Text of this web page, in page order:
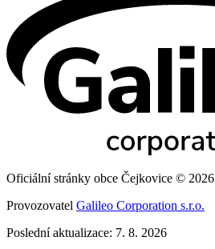
Oficiální stránky obce Čejkovice © 2026
Provozovatel Galileo Corporation s.r.o.
Poslední aktualizace: 7. 8. 2026